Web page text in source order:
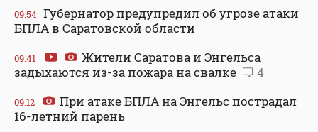
09:54 Губернатор предупредил об угрозе атаки
БПЛА в Саратовской области
09:41
Жители Саратова и Энгельса
задыхаются из-за пожара на свалке
4
09:12
При атаке БПЛА на Энгельс пострадал
16-летний парень